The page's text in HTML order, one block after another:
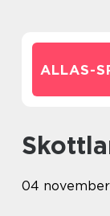
ALLAS-
04